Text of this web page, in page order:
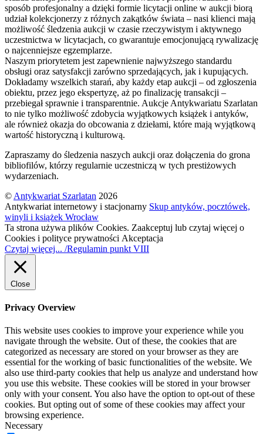
sposób profesjonalny a dzięki formie licytacji online w aukcji biorą
udział kolekcjonerzy z różnych zakątków świata – nasi klienci mają
możliwość śledzenia aukcji w czasie rzeczywistym i aktywnego
uczestnictwa w licytacjach, co gwarantuje emocjonującą rywalizację
o najcenniejsze egzemplarze.
Naszym priorytetem jest zapewnienie najwyższego standardu
obsługi oraz satysfakcji zarówno sprzedających, jak i kupujących.
Dokładamy wszelkich starań, aby każdy etap aukcji – od zgłoszenia
obiektu, przez jego ekspertyzę, aż po finalizację transakcji –
przebiegał sprawnie i transparentnie. Aukcje Antykwariatu Szarlatan
to nie tylko możliwość zdobycia wyjątkowych książek i antyków,
ale również okazja do obcowania z dziełami, które mają wyjątkową
wartość historyczną i kulturową.
Zapraszamy do śledzenia naszych aukcji oraz dołączenia do grona
bibliofilów, którzy regularnie uczestniczą w tych prestiżowych
wydarzeniach.
© Antykwariat Szarlatan 2026
Antykwariat internetowy i stacjonarny Skup antyków, pocztówek,
winyli i książek Wrocław
Ta strona używa plików Cookies. Zaakceptuj lub czytaj więcej o
Cookies i polityce prywatności Akceptacja
Czytaj więcej... /Regulamin punkt VIII
Close
Privacy Overview
This website uses cookies to improve your experience while you
navigate through the website. Out of these, the cookies that are
categorized as necessary are stored on your browser as they are
essential for the working of basic functionalities of the website. We
also use third-party cookies that help us analyze and understand how
you use this website. These cookies will be stored in your browser
only with your consent. You also have the option to opt-out of these
cookies. But opting out of some of these cookies may affect your
browsing experience.
Necessary